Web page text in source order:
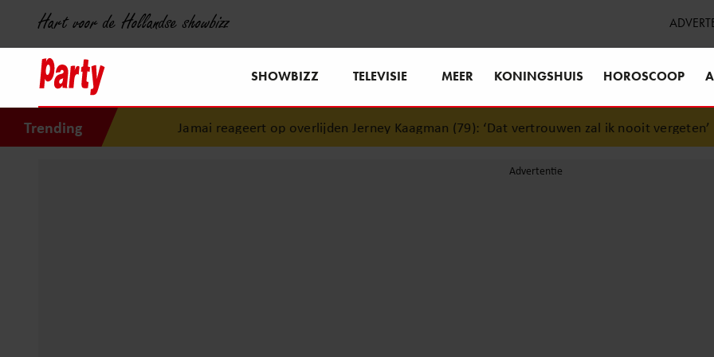
Hart voor de Hollandse showbizz
SHOWBIZZ TELEVISIE MEER KONINGSHUIS HOROSCOOP
Trending Jamai reageert op overlijden Jerney Kaagman (79): ‘Dat vertrouwen zal ik nooit vergeten’•